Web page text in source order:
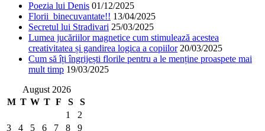
Poezia lui Denis 01/12/2025
Florii binecuvantate!! 13/04/2025
Secretul lui Stradivari 25/03/2025
Lumea jucăriilor magnetice cum stimulează acestea
creativitatea și gandirea logica a copiilor 20/03/2025
Cum să îți îngrijești florile pentru a le menține proaspete mai
mult timp 19/03/2025
August 2026
M T W T F S
S
1
2
3
4 5 6 7 8 9